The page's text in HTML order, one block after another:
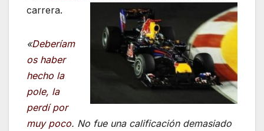
carrera.
«Deberíam
os haber
hecho la
pole, la
perdí por
muy poco. No fue una calificación demasiado